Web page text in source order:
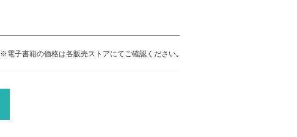
※電子書籍の価格は各販売ストアにてご確認ください｡